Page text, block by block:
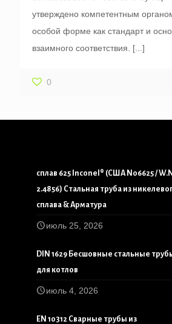
утверждено компетентным
особой форме как стандарт и
взаимного соответствия.
[...]
0
сплав 625 Inconel® (США N06625 /
2.4856) Стальная труба из
сплава & Арматура
июль 25, 2026
DIN 1629 Бесшовные стальные
для котлов
июль 4, 2026
EN 10312 Сварные трубы из